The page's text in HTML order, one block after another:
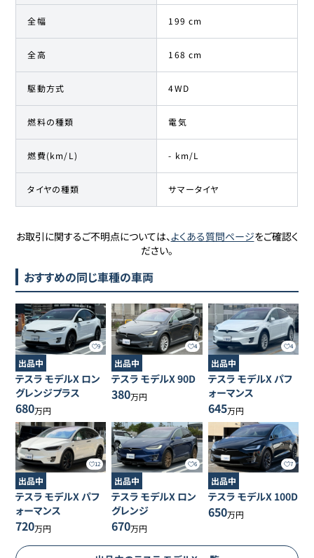
全幅 199 cm
全高 168 cm
駆動方式 4WD
燃料の種類 電気
燃費(km/L) - km/L
タイヤの種類 サマータイヤ
お取引に関するご不明点については、よくある質問ページをご確認く
ださい。
おすすめの同じ車種の車両
9
出品中
テスラ モデルX ロン
グレンジプラス
680万円
4
出品中
テスラ モデルX90D
380万円
4
出品中
テスラ モデルX パフ
ォーマンス
645万円
12
出品中
テスラ モデルXパフ
ォーマンス
720万円
6
出品中
テスラ モデルX ロン
グレンジ
670万円
7
出品中
テスラ モデルX 100D
650万円